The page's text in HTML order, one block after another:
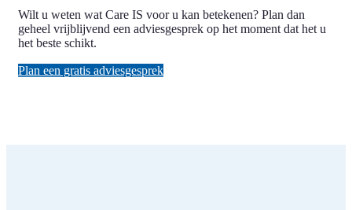
Wilt u weten wat Care IS voor u kan betekenen? Plan dan
geheel vrijblijvend een adviesgesprek op het moment dat het u
het beste schikt.
Plan een gratis adviesgesprek